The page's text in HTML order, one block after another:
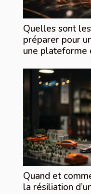
Quelles sont
préparer pour
une plateforme
Quand et
la résiliation